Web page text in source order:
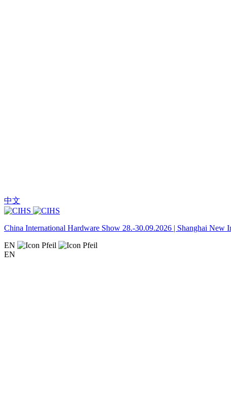
中文
China International Hardware Show 28.-30.09.2026 | Shanghai New
EN
EN